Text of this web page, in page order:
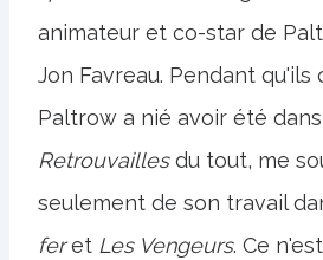
animateur et co-star de
Jon Favreau. Pendant qu'ils
Paltrow a nié avoir été dans
Retrouvaillesdu tout, me
seulement de son travail
feret Les Vengeurs. Ce